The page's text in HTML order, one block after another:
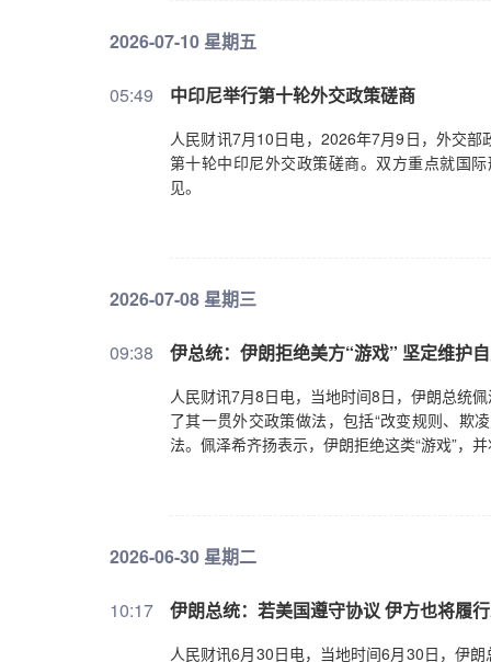
2026-07-10 星期五
05:49 中印尼举行第十轮外交政策磋商
人民财讯7月10日电，2026年7月9日，外交
第十轮中印尼外交政策磋商。双方重点就国
见。
2026-07-08 星期三
09:38 伊总统：伊朗拒绝美方“游戏” 坚定维护
人民财讯7月8日电，当地时间8日，伊朗总统
了其一贯外交政策做法，包括“改变规则、欺
法。佩泽希齐扬表示，伊朗拒绝这类“游戏”，
2026-06-30 星期二
10:17 伊朗总统：若美国遵守协议 伊方也将履
人民财讯6月30日电，当地时间6月30日，伊